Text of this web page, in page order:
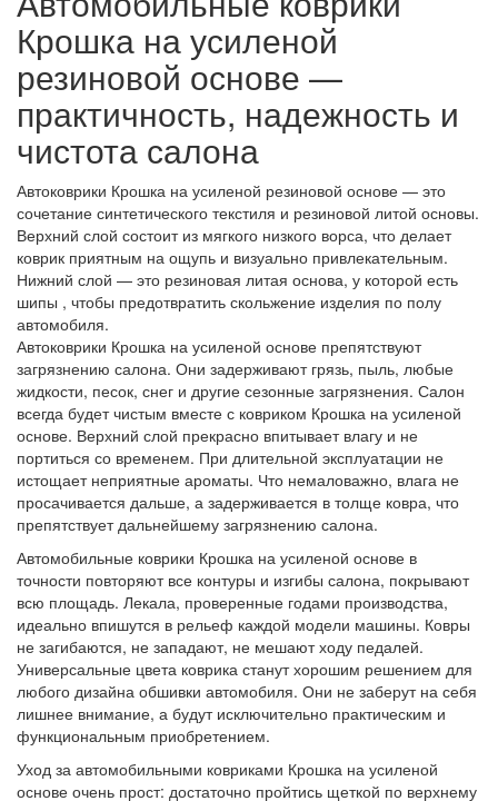
Крошка на усиленой
резиновой основе —
практичность, надежность и
чистота салона
Автоковрики Крошка на усиленой резиновой основе — это
сочетание синтетического текстиля и резиновой литой основы.
Верхний слой состоит из мягкого низкого ворса, что делает
коврик приятным на ощупь и визуально привлекательным.
Нижний слой — это резиновая литая основа, у которой есть
шипы , чтобы предотвратить скольжение изделия по полу
автомобиля.
Автоковрики Крошка на усиленой основе препятствуют
загрязнению салона. Они задерживают грязь, пыль, любые
жидкости, песок, снег и другие сезонные загрязнения. Салон
всегда будет чистым вместе с ковриком Крошка на усиленой
основе. Верхний слой прекрасно впитывает влагу и не
портиться со временем. При длительной эксплуатации не
истощает неприятные ароматы. Что немаловажно, влага не
просачивается дальше, а задерживается в толще ковра, что
препятствует дальнейшему загрязнению салона.
Автомобильные коврики Крошка на усиленой основе в
точности повторяют все контуры и изгибы салона, покрывают
всю площадь. Лекала, проверенные годами производства,
идеально впишутся в рельеф каждой модели машины. Ковры
не загибаются, не западают, не мешают ходу педалей.
Универсальные цвета коврика станут хорошим решением для
любого дизайна обшивки автомобиля. Они не заберут на себя
лишнее внимание, а будут исключительно практическим и
функциональным приобретением.
Уход за автомобильными ковриками Крошка на усиленой
основе очень прост: достаточно пройтись щеткой по верхнему